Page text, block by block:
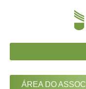
ÁREA DO